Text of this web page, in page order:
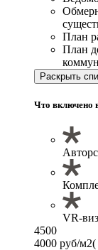
План
План
Раскрыть
Что включено
VR-
4500
4000 руб/м2(